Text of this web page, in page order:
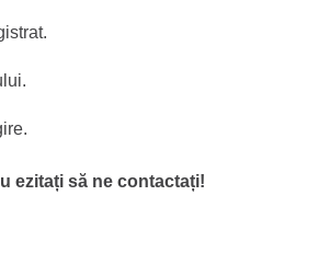
ezitați să ne contactați!